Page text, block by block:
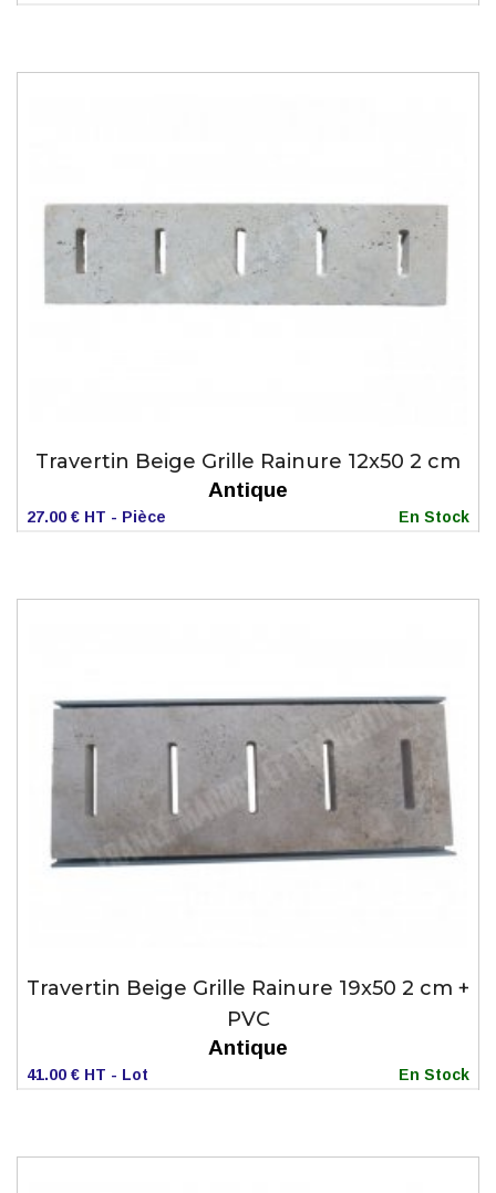
Travertin Beige Grille Rainure 12x50 2 cm
Antique
27.00 € HT - Pièce En Stock
Travertin Beige Grille Rainure 19x50 2 cm +
PVC
Antique
41.00 € HT - Lot En Stock